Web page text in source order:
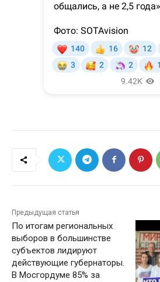
Предыдущая статья
По итогам региональных
выборов в большинстве
субъектов лидируют
действующие губернаторы.
В Мосгордуме 85% за